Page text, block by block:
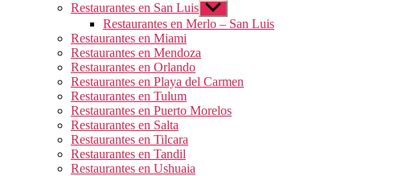
Restaurantes en San Luis Mostrar
el
submenú
Restaurantes en Merlo – San Luis
Restaurantes en Miami
Restaurantes en Mendoza
Restaurantes en Orlando
Restaurantes en Playa del Carmen
Restaurantes en Tulum
Restaurantes en Puerto Morelos
Restaurantes en Salta
Restaurantes en Tilcara
Restaurantes en Tandil
Restaurantes en Ushuaia